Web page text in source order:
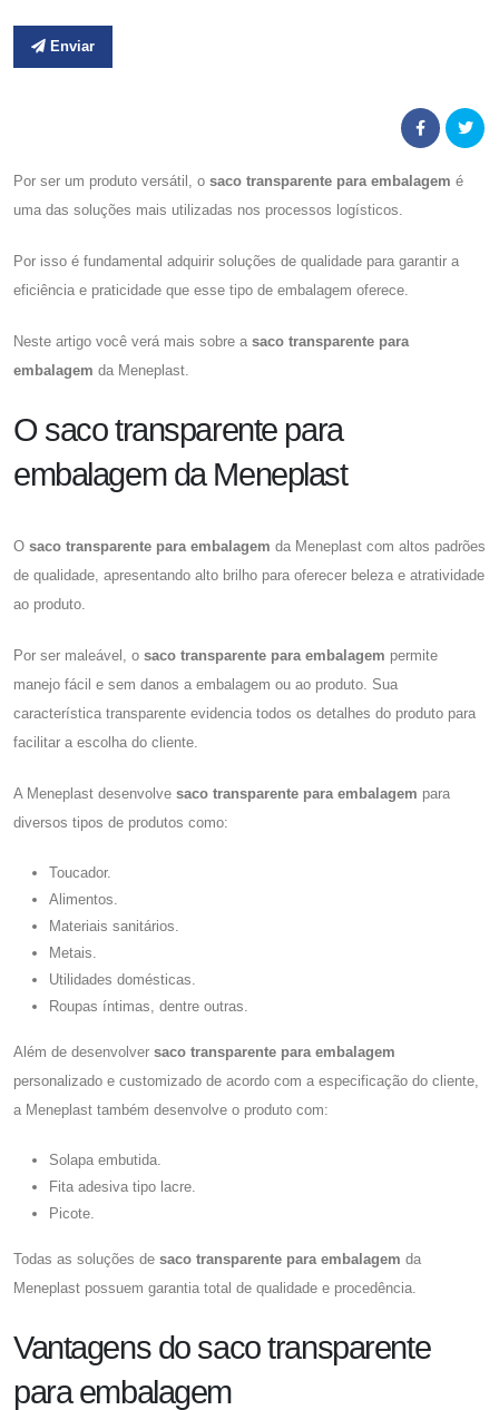
Enviar
Por ser um produto versátil, o saco transparente para embalagem é
uma das soluções mais utilizadas nos processos logísticos.
Por isso é fundamental adquirir soluções de qualidade para garantir a
eficiência e praticidade que esse tipo de embalagem oferece.
Neste artigo você verá mais sobre a saco transparente para
embalagem da Meneplast.
O saco transparente para
embalagem da Meneplast
O saco transparente para embalagem da Meneplast com altos padrões
de qualidade, apresentando alto brilho para oferecer beleza e atratividade
ao produto.
Por ser maleável, o saco transparente para embalagem permite
manejo fácil e sem danos a embalagem ou ao produto. Sua
característica transparente evidencia todos os detalhes do produto para
facilitar a escolha do cliente.
A Meneplast desenvolve saco transparente para embalagem para
diversos tipos de produtos como:
Toucador.
Alimentos.
Materiais sanitários.
Metais.
Utilidades domésticas.
Roupas íntimas, dentre outras.
Além de desenvolver saco transparente para embalagem
personalizado e customizado de acordo com a especificação do cliente,
a Meneplast também desenvolve o produto com:
Solapa embutida.
Fita adesiva tipo lacre.
Picote.
Todas as soluções de saco transparente para embalagem da
Meneplast possuem garantia total de qualidade e procedência.
Vantagens do saco transparente
para embalagem